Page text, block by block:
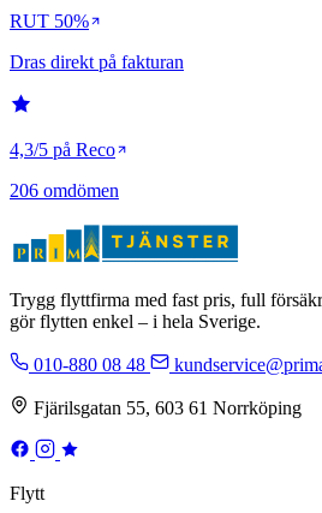
RUT 50%
Dras direkt på fakturan
4,3/5 på Reco
206 omdömen
Trygg flyttfirma med fast pris, full
gör flytten enkel – i hela Sverige.
010-880 08 48
Fjärilsgatan 55, 603 61 Norrköping
Flytt